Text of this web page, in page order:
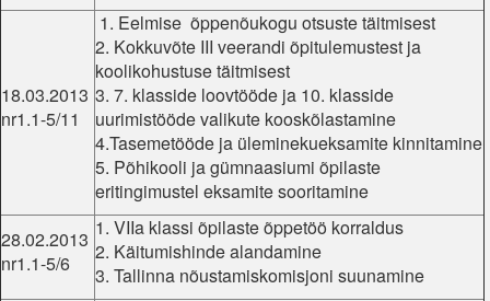
18.03.2013
nr1.1-5/11
1. Eelmise õppenõukogu otsuste täitmisest
2. Kokkuvõte III veerandi õpitulemustest ja
koolikohustuse täitmisest
3. 7. klasside loovtööde ja 10. klasside
uurimistööde valikute kooskõlastamine
4.Tasemetööde ja üleminekueksamite kinnitamine
5. Põhikooli ja gümnaasiumi õpilaste
eritingimustel eksamite sooritamine
28.02.2013
nr1.1-5/6
1. VIIa klassi õpilaste õppetöö korraldus
2. Käitumishinde alandamine
3. Tallinna nõustamiskomisjoni suunamine